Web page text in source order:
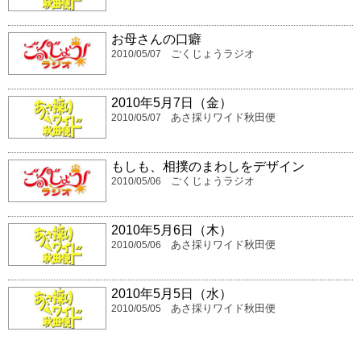
お母さんの口癖
2010/05/07 ごくじょうラジオ
2010年5月7日（金）
2010/05/07 あさ採りワイド秋田便
もしも、相撲のまわしをデザイン
2010/05/06 ごくじょうラジオ
2010年5月6日（木）
2010/05/06 あさ採りワイド秋田便
2010年5月5日（水）
2010/05/05 あさ採りワイド秋田便